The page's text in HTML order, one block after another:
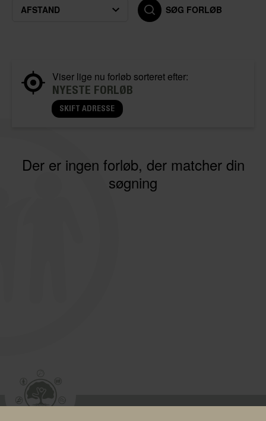
AFSTAND SØG FORLØB
Viser lige nu forløb sorteret efter:
NYESTE FORLØB
SKIFT ADRESSE
Der er ingen forløb, der matcher din
søgning